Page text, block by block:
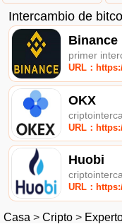
Intercambio de
Binance
primer
URL：
OKX
URL：
Huobi
URL：
Casa > Cripto >